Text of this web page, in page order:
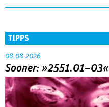
TIPPS
08.08.2026
Sooner: »2551.01–03«